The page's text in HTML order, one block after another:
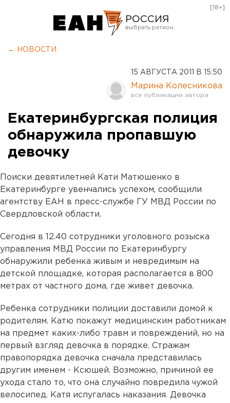
РОССИЯ
Оренбург
[18+]
← НОВОСТИ
15 АВГУСТА 2011 В 15:50
Марина Колесникова
Екатеринбургская полиция
обнаружила пропавшую
девочку
Поиски девятилетней Кати Матюшенко в
Екатеринбурге увенчались успехом, сообщили
агентству ЕАН в пресс-службе ГУ МВД России по
Свердловской области.
Сегодня в 12.40 сотрудники уголовного розыска
управления МВД России по Екатеринбургу
обнаружили ребенка живым и невредимым на
детской площадке, которая располагается в 800
метрах от частного дома, где живет девочка.
Ребенка сотрудники полиции доставили домой к
родителям. Катю покажут медицинским работникам
на предмет каких-либо травм и повреждений, но на
первый взгляд девочка в порядке. Стражам
правопорядка девочка сначала представилась
другим именем - Ксюшей. Возможно, причиной ее
ухода стало то, что она случайно повредила чужой
велосипед. Катя испугалась наказания. Девочка